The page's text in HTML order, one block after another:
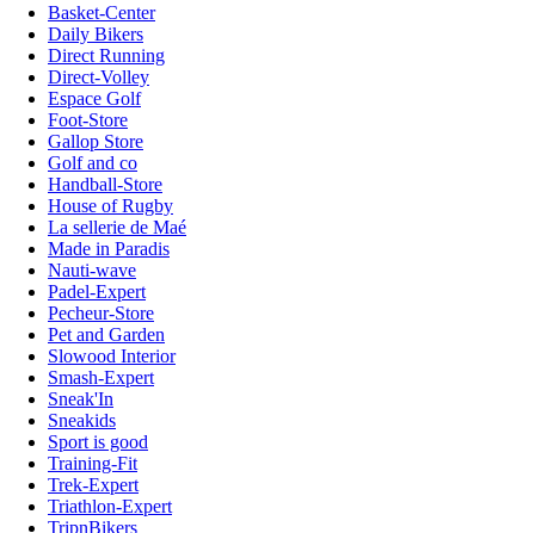
Basket-Center
Daily Bikers
Direct Running
Direct-Volley
Espace Golf
Foot-Store
Gallop Store
Golf and co
Handball-Store
House of Rugby
La sellerie de Maé
Made in Paradis
Nauti-wave
Padel-Expert
Pecheur-Store
Pet and Garden
Slowood Interior
Smash-Expert
Sneak'In
Sneakids
Sport is good
Training-Fit
Trek-Expert
Triathlon-Expert
TripnBikers